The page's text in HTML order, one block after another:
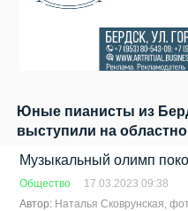
Юные пианисты из
выступили на
Музыкальный олимп
Общество
17.03.2023 09:38
Автор: Наталья Сковрунская,